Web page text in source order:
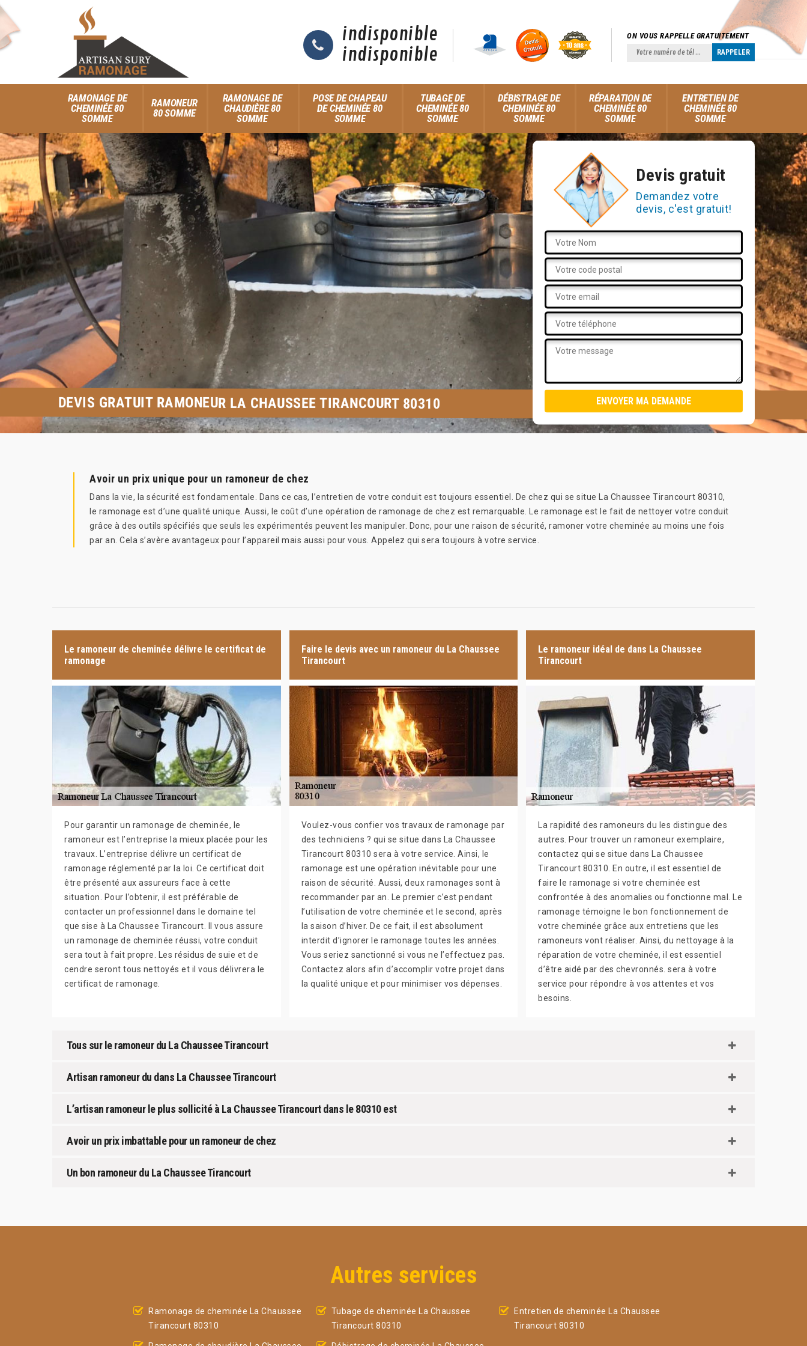
indisponible
indisponible
ON VOUS RAPPELLE GRATUITEMENT
RAMONAGE DE
CHEMINÉE 80
SOMME
RAMONEUR
80 SOMME
RAMONAGE DE
CHAUDIÈRE 80
SOMME
POSE DE CHAPEAU
DE CHEMINÉE 80
SOMME
TUBAGE DE
CHEMINÉE 80
SOMME
DÉBISTRAGE DE
CHEMINÉE 80
SOMME
RÉPARATION DE
CHEMINÉE 80
SOMME
ENTRETIEN DE
CHEMINÉE 80
SOMME
Devis gratuit
Demandez votre
devis, c'est gratuit!
DEVIS GRATUIT RAMONEUR LA CHAUSSEE TIRANCOURT 80310
Avoir un prix unique pour un ramoneur de chez
Dans la vie, la sécurité est fondamentale. Dans ce cas, l’entretien de votre conduit est toujours essentiel. De chez qui se situe La Chaussee Tirancourt 80310,
le ramonage est d’une qualité unique. Aussi, le coût d’une opération de ramonage de chez est remarquable. Le ramonage est le fait de nettoyer votre conduit
grâce à des outils spécifiés que seuls les expérimentés peuvent les manipuler. Donc, pour une raison de sécurité, ramoner votre cheminée au moins une fois
par an. Cela s’avère avantageux pour l’appareil mais aussi pour vous. Appelez qui sera toujours à votre service.
Le ramoneur de cheminée délivre le certificat de
ramonage
Pour garantir un ramonage de cheminée, le
ramoneur est l’entreprise la mieux placée pour les
travaux. L’entreprise délivre un certificat de
ramonage réglementé par la loi. Ce certificat doit
être présenté aux assureurs face à cette
situation. Pour l’obtenir, il est préférable de
contacter un professionnel dans le domaine tel
que sise à La Chaussee Tirancourt. Il vous assure
un ramonage de cheminée réussi, votre conduit
sera tout à fait propre. Les résidus de suie et de
cendre seront tous nettoyés et il vous délivrera le
certificat de ramonage.
Faire le devis avec un ramoneur du La Chaussee
Tirancourt
Voulez-vous confier vos travaux de ramonage par
des techniciens ? qui se situe dans La Chaussee
Tirancourt 80310 sera à votre service. Ainsi, le
ramonage est une opération inévitable pour une
raison de sécurité. Aussi, deux ramonages sont à
recommander par an. Le premier c’est pendant
l’utilisation de votre cheminée et le second, après
la saison d’hiver. De ce fait, il est absolument
interdit d’ignorer le ramonage toutes les années.
Vous seriez sanctionné si vous ne l’effectuez pas.
Contactez alors afin d’accomplir votre projet dans
la qualité unique et pour minimiser vos dépenses.
Le ramoneur idéal de dans La Chaussee
Tirancourt
La rapidité des ramoneurs du les distingue des
autres. Pour trouver un ramoneur exemplaire,
contactez qui se situe dans La Chaussee
Tirancourt 80310. En outre, il est essentiel de
faire le ramonage si votre cheminée est
confrontée à des anomalies ou fonctionne mal. Le
ramonage témoigne le bon fonctionnement de
votre cheminée grâce aux entretiens que les
ramoneurs vont réaliser. Ainsi, du nettoyage à la
réparation de votre cheminée, il est essentiel
d’être aidé par des chevronnés. sera à votre
service pour répondre à vos attentes et vos
besoins.
Tous sur le ramoneur du La Chaussee Tirancourt
Artisan ramoneur du dans La Chaussee Tirancourt
L’artisan ramoneur le plus sollicité à La Chaussee Tirancourt dans le 80310 est
Avoir un prix imbattable pour un ramoneur de chez
Un bon ramoneur du La Chaussee Tirancourt
Autres services
Ramonage de cheminée La Chaussee
Tirancourt 80310
Tubage de cheminée La Chaussee
Tirancourt 80310
Entretien de cheminée La Chaussee
Tirancourt 80310